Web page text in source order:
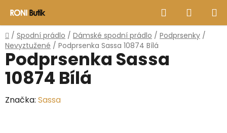
obsah
Hledat
KOŠÍK
Domů
/ Spodní prádlo / Dámské spodní prádlo / Podprsenky /
Nevyztužené / Podprsenka Sassa 10874 Bílá
Podprsenka Sassa
10874 Bílá
Značka: Sassa